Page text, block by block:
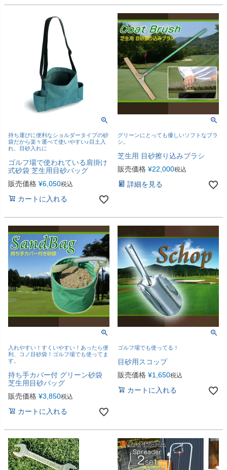
持ち運びに便利なショルダータイプの砂
袋だから楽々運べて使いやすい♪目土入
れ、目砂入れに
ゴルフ場で使われている肩掛け
式砂袋 芝生用目砂バッグ
販売価格 ¥6,050税込
カートに入れる
グリーンにとっても優しいソフトなブラ
シ。
芝生用 目砂擦り込みブラシ
販売価格 ¥22,000税込
詳細を見る
入れやすい！すくいやすい！あったら便
利、コノ目砂袋！ゴルフ場でも使ってま
す。
持ち手カバー付 グリーン砂袋
芝生用目砂バッグ
販売価格 ¥3,850税込
カートに入れる
ゴルフ場でも使ってる！
目砂用スコップ
販売価格 ¥1,650税込
カートに入れる